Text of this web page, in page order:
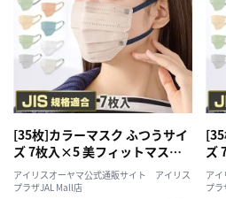
[35枚]カラーマスク ふつうサイ
ズ 7枚入×5 美フィットマスク
シルクベージュ
アイリスオーヤマ公式通販サイト アイリス
プラザJAL Mall店
ズ
ピ
ア
プ